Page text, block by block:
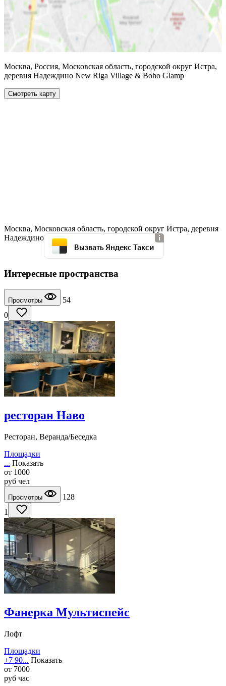
Москва, Россия, Московская область, городской округ Истра,
деревня Надеждино New Riga Village & Boho Glamp
Смотреть карту
Москва, Московская область, городской округ Истра, деревня
Надеждино
Вызвать Яндекс Такси
Интересные пространства
Просмотры
54
0
ресторан Наво
Ресторан, Веранда/Беседка
Площадки
... Показать
от 1000
руб чел
Просмотры
128
1
Фанерка Мультиспейс
Лофт
Площадки
+7 90... Показать
от 7000
руб час